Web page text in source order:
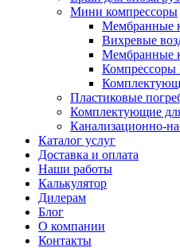
Мини компрессоры
Мембранные
Вихревые
Мембранные
Пластиковые
Комплектующие
Канализационно-
Каталог услуг
Доставка и оплата
Наши работы
Калькулятор
Дилерам
Блог
О компании
Контакты